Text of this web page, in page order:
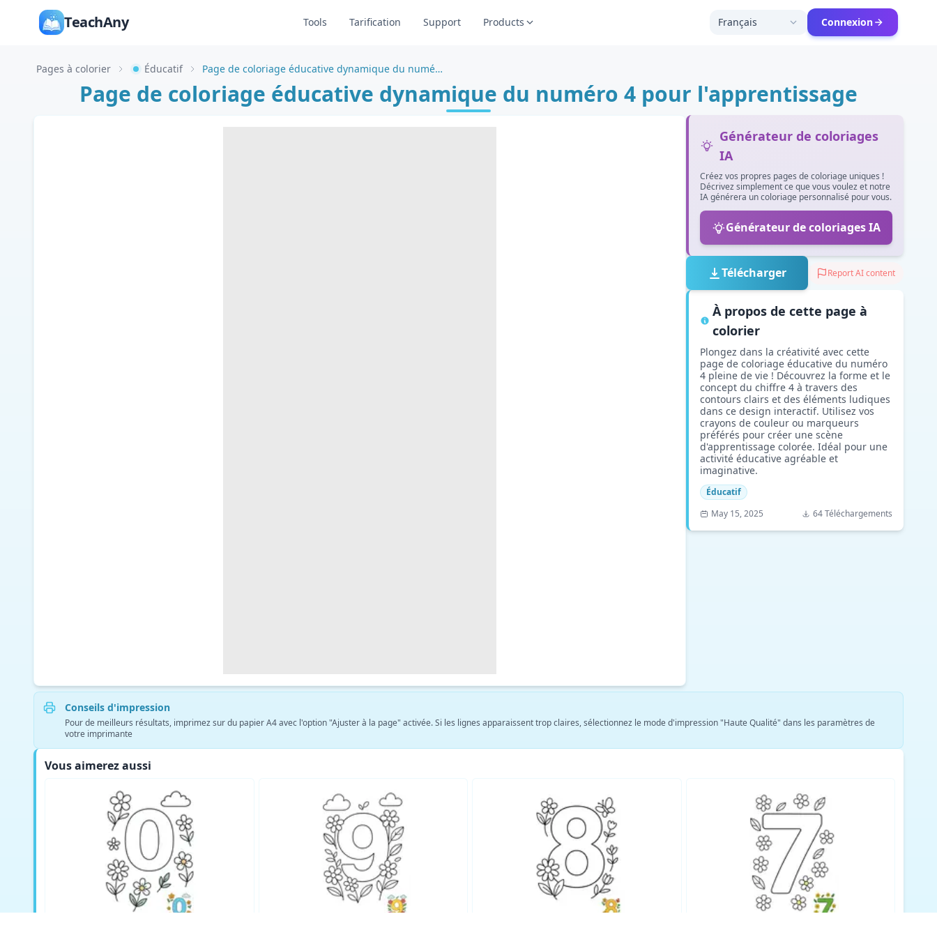
TeachAny Tools Tarification Support Products Français Connexion
Pages à colorier Éducatif Page de coloriage éducative dynamique du numéro 4 pour l'apprentissage
Page de coloriage éducative dynamique du numéro 4 pour l'apprentissage
Générateur de coloriages
IA
Créez vos propres pages de coloriage uniques !
Décrivez simplement ce que vous voulez et notre
IA générera un coloriage personnalisé pour vous.
Générateur de coloriages IA
Télécharger Report AI content
À propos de cette page à
colorier
Plongez dans la créativité avec cette
page de coloriage éducative du numéro
4 pleine de vie ! Découvrez la forme et le
concept du chiffre 4 à travers des
contours clairs et des éléments ludiques
dans ce design interactif. Utilisez vos
crayons de couleur ou marqueurs
préférés pour créer une scène
d'apprentissage colorée. Idéal pour une
activité éducative agréable et
imaginative.
Éducatif
May 15, 2025
64 Téléchargements
Conseils d'impression
Pour de meilleurs résultats, imprimez sur du papier A4 avec l'option "Ajuster à la page" activée. Si les lignes apparaissent trop claires, sélectionnez le mode d'impression "Haute Qualité" dans les paramètres de
votre imprimante
Vous aimerez aussi